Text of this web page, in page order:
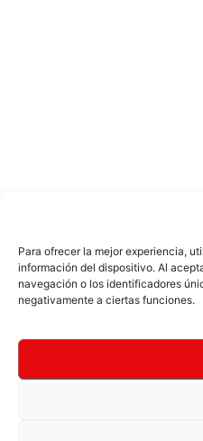
Para ofrecer la mejor experiencia,
información del dispositivo. Al
navegación o los identificadores
negativamente a ciertas funciones.